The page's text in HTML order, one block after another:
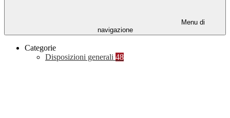
Menu di
navigazione
Categorie
Disposizioni generali 48